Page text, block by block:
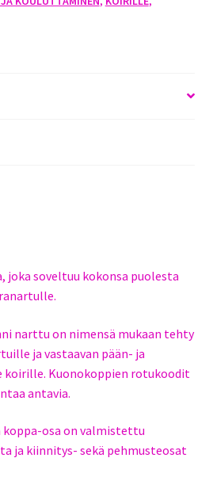
joka soveltuu kokonsa puolesta
narttu on nimensä mukaan tehty
ja vastaavan pään- ja
koirille. Kuonokoppien rotukoodit
antavia.
osa on valmistettu
ja kiinnitys- sekä pehmusteosat